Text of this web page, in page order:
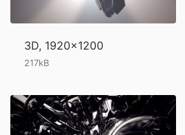
3D, 1920x1200
217kB